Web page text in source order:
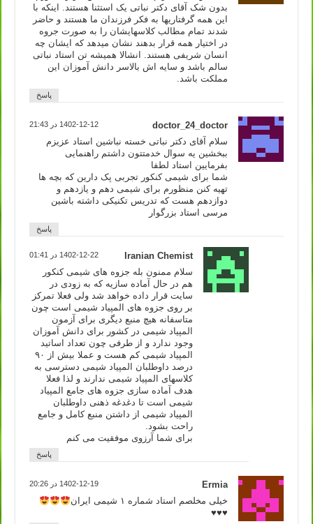
بدون شک آقای دکتر نباتی یک استثنا هستند. اینکه با
این همه گرفتاریها به فکر فرزندان ما هستند و حاضر
شدند تمام مطالب کلاسهایشان را به صورت جروه
در اختیار همه قرار بدهند نشان میدهد که ایشان چه
انسان شریفی هستند. انشالا همیشه تن استاد نباتی
سالم باشد و سایه اش بالاسر دانش آموزان این
مملکت باشد.
پاسخ
doctor_24_doctor 1402-12-12 در 21:43
سلام آقای دکتر نباتی خسته نباشین استاد عزیزم
ببخشین یه سوال خدمتتون داشتم راهنمایی
بفرمایین استاد لطفا
شما برای شیمی کنکور تجربی پک دارین که بچه ها
تهیه کنن منظورم برای شیمی دهم و یازدهم و
دوازدهم هست که تدریس تکنیکی داشته باشین
مرسی استاد بزرگوار
پاسخ
Iranian Chemist 1402-12-22 در 01:41
سلام ممنون بله جزوه های شیمی کنکور
هم در حال آماده سازیه که به زودی در
سایت قرار داده خواهد شد ولی فعلا تمرکز
بر روی جزوه های المپیاد شیمی است چون
متاسفانه هیچ منبع دیگری برای آزمون
المپیاد شیمی در کشور برای دانش آموزان
وجود ندارد و از طرفی چون تعداد اساتید
المپیاد شیمی کم هست و عملا بیش از ۹۰
درصد داوطلبان المپیاد شیمی دسترسی به
کلاسهای المپیاد شیمی ندارند و لذا فعلا
هدف آماده سازی جزوه های جامع المپیاد
شیمی است تا دغدغه ذهنی داوطلبان
المپیاد شیمی از داشتن منبع کامل و جامع
راحت بشود.
برای شما آرزوی موفقیت می کنم
پاسخ
Ermia 1402-12-19 در 20:26
خیلی مخلصم استاد شماره ۱ شیمی ایران
♥️
♥️
♥️